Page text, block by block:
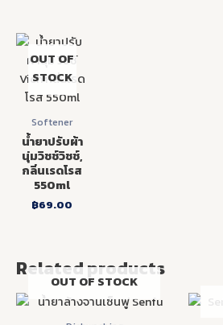
OUT OF
STOCK
Softener
น้ำยาปรับผ้า
นุ่มวิชช์วิชช์,
กลิ่นเรดโรส
550ml
฿69.00
Related products
OUT OF STOCK